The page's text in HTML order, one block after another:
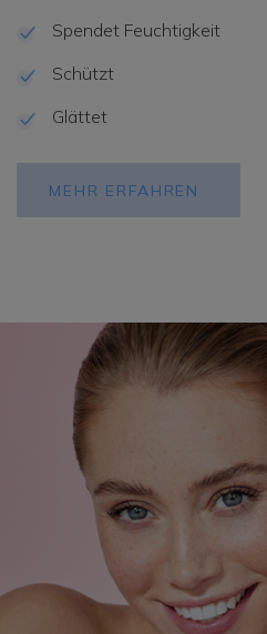
Spendet Feuchtigkeit
Schützt
Glättet
MEHR ERFAHREN